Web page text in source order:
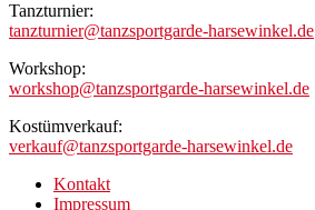
Tanzturnier:
tanzturnier@tanzsportgarde-harsewinkel.de
Workshop:
workshop@tanzsportgarde-harsewinkel.de
Kostümverkauf:
verkauf@tanzsportgarde-harsewinkel.de
Kontakt
Impressum